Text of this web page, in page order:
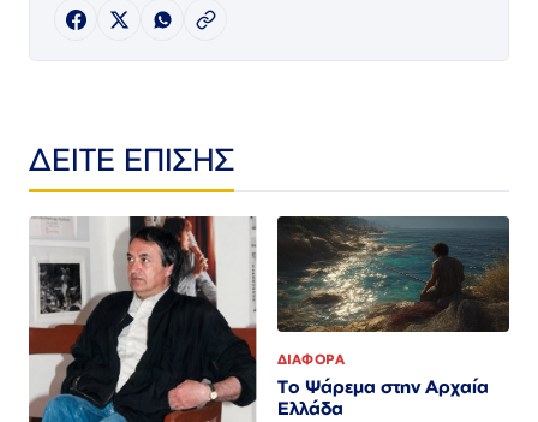
ΔΕΙΤΕ ΕΠΙΣΗΣ
ΔΙΑΦΟΡΑ
Το Ψάρεμα στην Αρχαία
Ελλάδα